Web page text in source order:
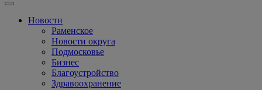
Новости
Раменское
Новости округа
Подмосковье
Бизнес
Благоустройство
Здравоохранение